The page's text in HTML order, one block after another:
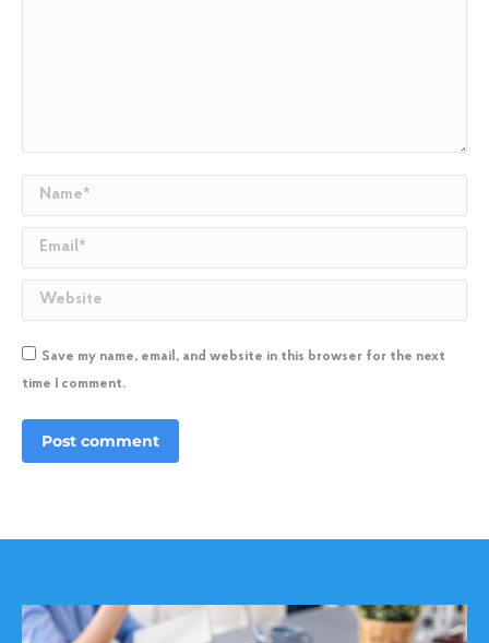
Name *
Email *
Website
Save my name, email, and website in this browser for the next
time I comment.
Post comment